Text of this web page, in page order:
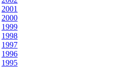
2001
2000
1999
1998
1997
1996
1995